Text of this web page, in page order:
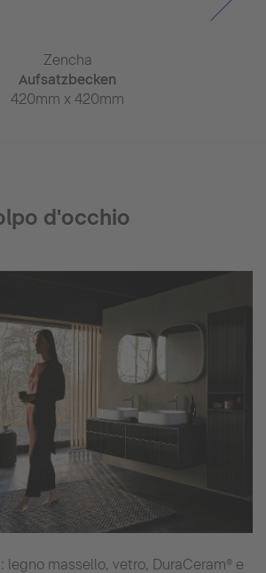
Zencha
Aufsatzbecken
420mm x 420mm
d'occhio
legno massello, vetro, DuraCeram® e